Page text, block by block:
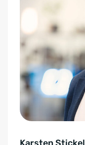
n
v
r
ä
d
e
r
a
i
v